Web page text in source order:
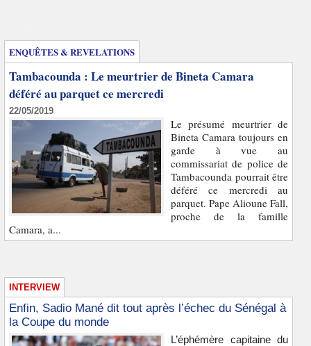
ENQUÊTES & REVELATIONS
Tambacounda : Le meurtrier de Bineta Camara
déféré au parquet ce mercredi
22/05/2019
Le présumé meurtrier de
Bineta Camara toujours en
garde à vue au
commissariat de police de
Tambacounda pourrait être
déféré ce mercredi au
parquet. Pape Alioune Fall,
proche de la famille
Camara, a...
INTERVIEW
Enfin, Sadio Mané dit tout après l’échec du Sénégal à
la Coupe du monde
L’éphémère capitaine du